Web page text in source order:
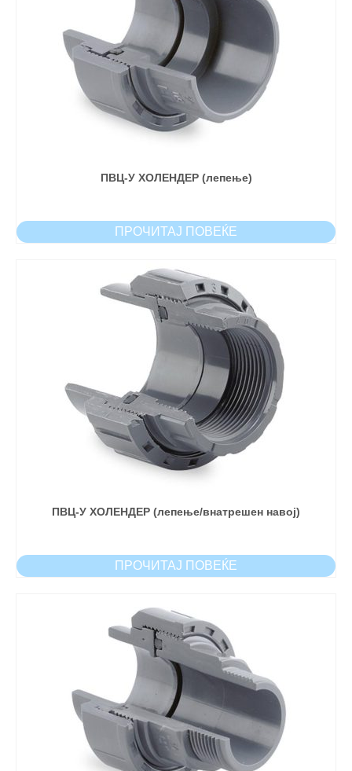
ПВЦ-У ХОЛЕНДЕР (лепење)
ПРОЧИТАЈ ПОВЕЌЕ
ПВЦ-У ХОЛЕНДЕР (лепење/внатрешен навој)
ПРОЧИТАЈ ПОВЕЌЕ